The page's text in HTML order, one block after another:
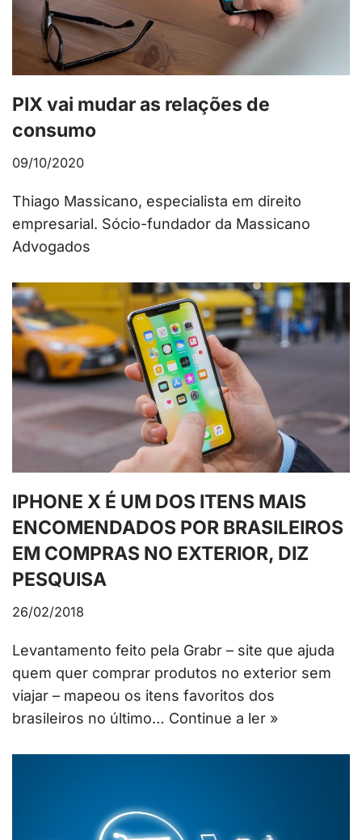
PIX vai mudar as relações de
consumo
09/10/2020
Thiago Massicano, especialista em direito
empresarial. Sócio-fundador da Massicano
Advogados
IPHONE X É UM DOS ITENS MAIS
ENCOMENDADOS POR BRASILEIROS
EM COMPRAS NO EXTERIOR, DIZ
PESQUISA
26/02/2018
Levantamento feito pela Grabr – site que ajuda
quem quer comprar produtos no exterior sem
viajar – mapeou os itens favoritos dos
brasileiros no último… Continue a ler »